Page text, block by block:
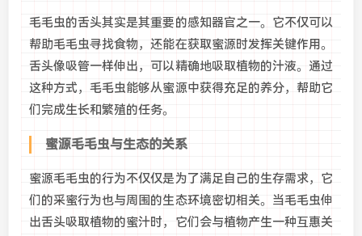
毛毛虫的舌头其实是其重要的感知器官之一。它不仅可以
帮助毛毛虫寻找食物，还能在获取蜜源时发挥关键作用。
舌头像吸管一样伸出，可以精确地吸取植物的汁液。通过
这种方式，毛毛虫能够从蜜源中获得充足的养分，帮助它
们完成生长和繁殖的任务。
蜜源毛毛虫与生态的关系
蜜源毛毛虫的行为不仅仅是为了满足自己的生存需求，它
们的采蜜行为也与周围的生态环境密切相关。当毛毛虫伸
出舌头吸取植物的蜜汁时，它们会与植物产生一种互惠关